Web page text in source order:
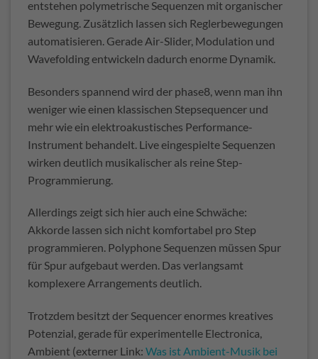
entstehen polymetrische Sequenzen mit organischer
Bewegung. Zusätzlich lassen sich Reglerbewegungen
automatisieren. Gerade Air-Slider, Modulation und
Wavefolding entwickeln dadurch enorme Dynamik.
Besonders spannend wird der phase8, wenn man ihn
weniger wie einen klassischen Stepsequencer und
mehr wie ein elektroakustisches Performance-
Instrument behandelt. Live eingespielte Sequenzen
wirken deutlich musikalischer als reine Step-
Programmierung.
Allerdings zeigt sich hier auch eine Schwäche:
Akkorde lassen sich nicht komfortabel pro Step
programmieren. Polyphone Sequenzen müssen Spur
für Spur aufgebaut werden. Das verlangsamt
komplexere Arrangements deutlich.
Trotzdem besitzt der Sequencer enormes kreatives
Potenzial, gerade für experimentelle Electronica,
Ambient (externer Link: Was ist Ambient-Musik bei